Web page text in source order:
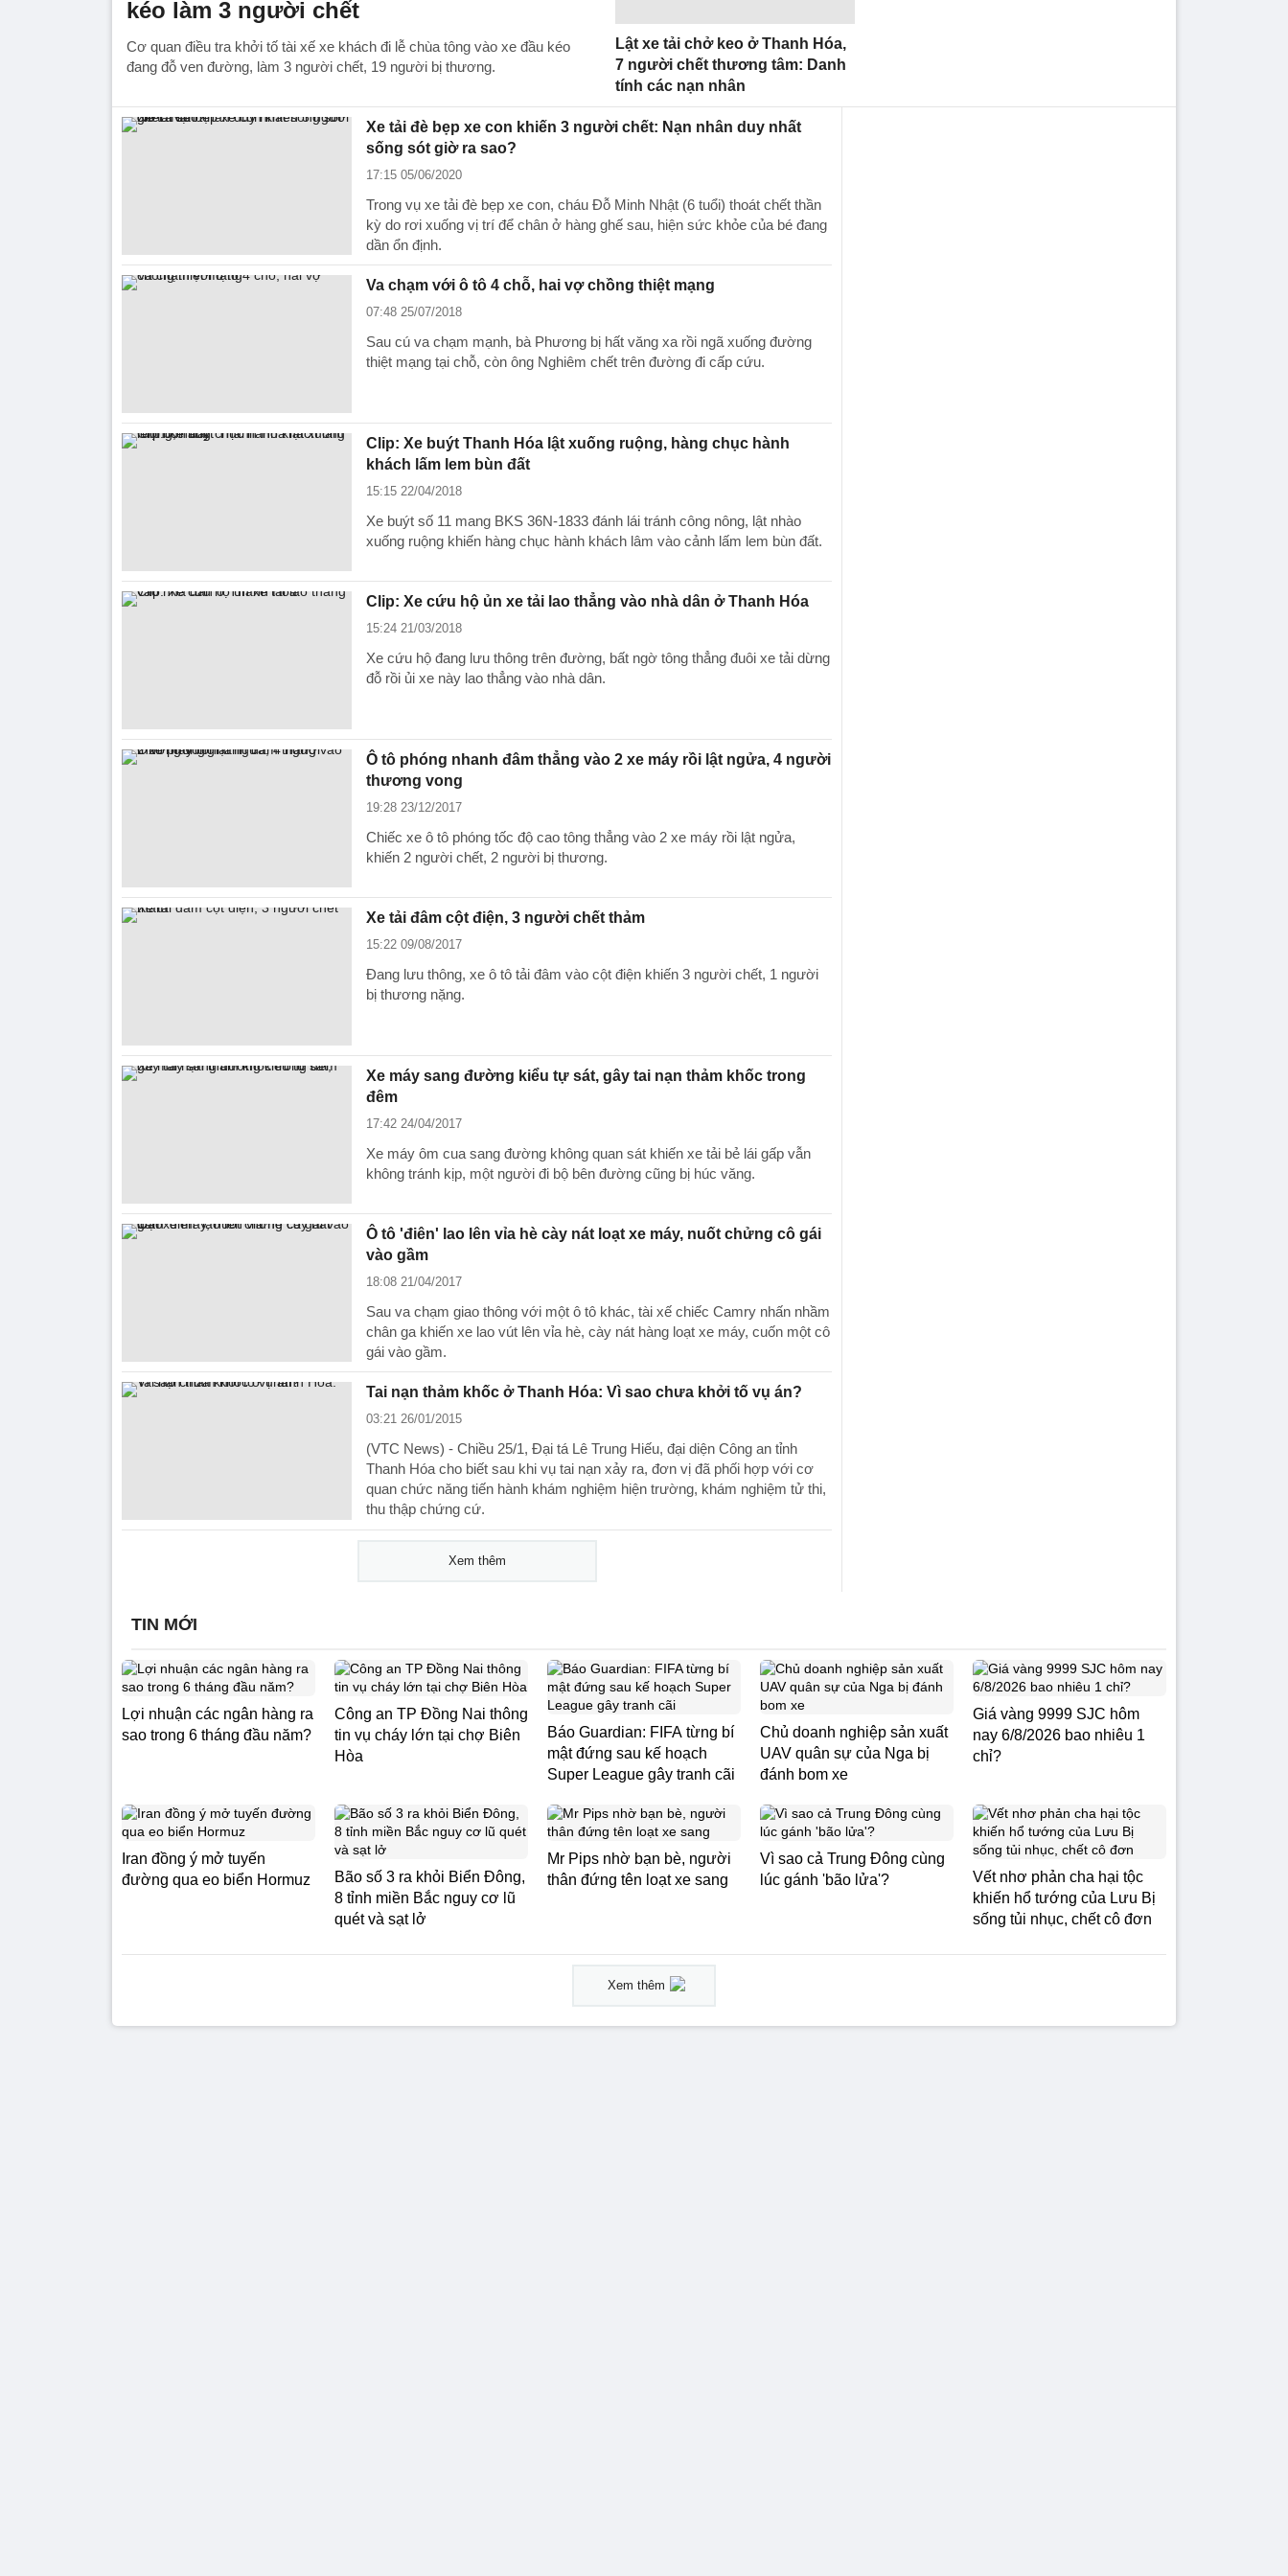
kéo làm 3 người chết
Cơ quan điều tra khởi tố tài xế xe khách đi lễ chùa tông vào xe đầu kéo
đang đỗ ven đường, làm 3 người chết, 19 người bị thương.
Lật xe tải chở keo ở Thanh Hóa,
7 người chết thương tâm: Danh
tính các nạn nhân
Xe tải đè bẹp xe con khiến 3 người chết: Nạn nhân duy nhất
sống sót giờ ra sao?
17:15 05/06/2020
Trong vụ xe tải đè bẹp xe con, cháu Đỗ Minh Nhật (6 tuổi) thoát chết thần
kỳ do rơi xuống vị trí để chân ở hàng ghế sau, hiện sức khỏe của bé đang
dần ổn định.
Va chạm với ô tô 4 chỗ, hai vợ chồng thiệt mạng
07:48 25/07/2018
Sau cú va chạm mạnh, bà Phương bị hất văng xa rồi ngã xuống đường
thiệt mạng tại chỗ, còn ông Nghiêm chết trên đường đi cấp cứu.
Clip: Xe buýt Thanh Hóa lật xuống ruộng, hàng chục hành
khách lấm lem bùn đất
15:15 22/04/2018
Xe buýt số 11 mang BKS 36N-1833 đánh lái tránh công nông, lật nhào
xuống ruộng khiến hàng chục hành khách lâm vào cảnh lấm lem bùn đất.
Clip: Xe cứu hộ ủn xe tải lao thẳng vào nhà dân ở Thanh Hóa
15:24 21/03/2018
Xe cứu hộ đang lưu thông trên đường, bất ngờ tông thẳng đuôi xe tải dừng
đỗ rồi ủi xe này lao thẳng vào nhà dân.
Ô tô phóng nhanh đâm thẳng vào 2 xe máy rồi lật ngửa, 4 người
thương vong
19:28 23/12/2017
Chiếc xe ô tô phóng tốc độ cao tông thẳng vào 2 xe máy rồi lật ngửa,
khiến 2 người chết, 2 người bị thương.
Xe tải đâm cột điện, 3 người chết thảm
15:22 09/08/2017
Đang lưu thông, xe ô tô tải đâm vào cột điện khiến 3 người chết, 1 người
bị thương nặng.
Xe máy sang đường kiểu tự sát, gây tai nạn thảm khốc trong
đêm
17:42 24/04/2017
Xe máy ôm cua sang đường không quan sát khiến xe tải bẻ lái gấp vẫn
không tránh kịp, một người đi bộ bên đường cũng bị húc văng.
Ô tô 'điên' lao lên vỉa hè cày nát loạt xe máy, nuốt chửng cô gái
vào gầm
18:08 21/04/2017
Sau va chạm giao thông với một ô tô khác, tài xế chiếc Camry nhấn nhầm
chân ga khiến xe lao vút lên vỉa hè, cày nát hàng loạt xe máy, cuốn một cô
gái vào gầm.
Tai nạn thảm khốc ở Thanh Hóa: Vì sao chưa khởi tố vụ án?
03:21 26/01/2015
(VTC News) - Chiều 25/1, Đại tá Lê Trung Hiếu, đại diện Công an tỉnh
Thanh Hóa cho biết sau khi vụ tai nạn xảy ra, đơn vị đã phối hợp với cơ
quan chức năng tiến hành khám nghiệm hiện trường, khám nghiệm tử thi,
thu thập chứng cứ.
Xem thêm
TIN MỚI
Lợi nhuận các ngân hàng ra
sao trong 6 tháng đầu năm?
Công an TP Đồng Nai thông
tin vụ cháy lớn tại chợ Biên
Hòa
Báo Guardian: FIFA từng bí
mật đứng sau kế hoạch
Super League gây tranh cãi
Chủ doanh nghiệp sản xuất
UAV quân sự của Nga bị
đánh bom xe
Giá vàng 9999 SJC hôm
nay 6/8/2026 bao nhiêu 1
chỉ?
Iran đồng ý mở tuyến
đường qua eo biển Hormuz
Bão số 3 ra khỏi Biển Đông,
8 tỉnh miền Bắc nguy cơ lũ
quét và sạt lở
Mr Pips nhờ bạn bè, người
thân đứng tên loạt xe sang
Vì sao cả Trung Đông cùng
lúc gánh 'bão lửa'?
Vết nhơ phản cha hại tộc
khiến hổ tướng của Lưu Bị
sống tủi nhục, chết cô đơn
Xem thêm